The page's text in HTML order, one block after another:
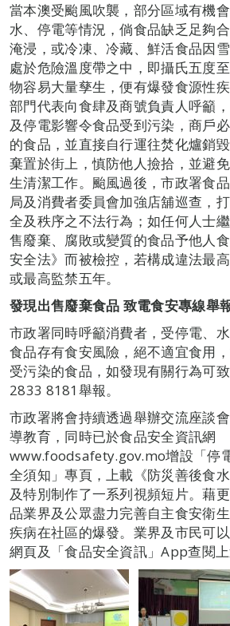
當本澳受颱風吹襲，部分區域有機
水、停電等情況，倘食品缺乏足夠
淹浸，或冷凍、冷藏、鮮活食品因
處於危險溫度帶之中，即攝氏五度
物容易大量孳生，便有爆發食源性
部門代表向食肆及商號負責人呼籲
及停電影響令食品受到污染，商戶
的食品，並直接自行運往焚化爐銷
棄置於街上，慎防他人撿拾，並避
生清潔工作。颱風過後，市政署食
局及消費者委員會加強店舖巡查，
全及秩序之不法行為；如任何人士
售廢棄、腐敗或變質的食品予他人
安全法》而被檢控，若構成違法最
或最高監禁五年。
發現出售廢棄食品 致電食安專線舉
市政署同時呼籲消費者，受停電、
食品存有食安風險，絕不適宜食用
受污染的食品，如發現有關行為可
2833 8181舉報。
市政署將會持續透過舉辦交流座談
導教育，同時已於食品安全資訊網
www.foodsafety.gov.mo增設「停
全須知」專頁，上載《防災善後食
及特別制作了一系列視頻短片。藉
品業界及公眾盡力完善自主食安衛
疾病在社區的爆發。業界及市民可
網頁及「食品安全資訊」App查閱上